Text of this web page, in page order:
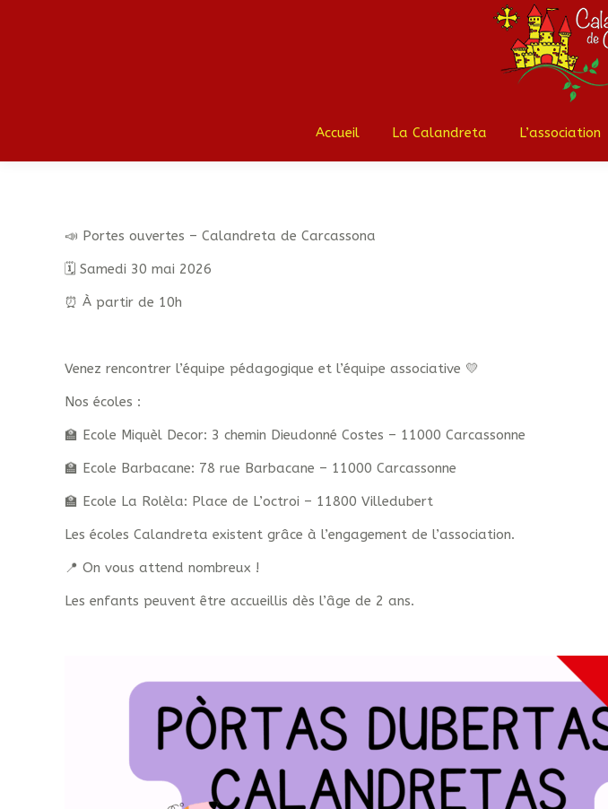
Accueil La Calandreta L’association
📣 Portes ouvertes – Calandreta de Carcassona
🗓️ Samedi 30 mai 2026
⏰ À partir de 10h
Venez rencontrer l’équipe pédagogique et l’équipe associative 💛
Nos écoles :
🏫 Ecole Miquèl Decor: 3 chemin Dieudonné Costes – 11000 Carcassonne
🏫 Ecole Barbacane: 78 rue Barbacane – 11000 Carcassonne
🏫 Ecole La Rolèla: Place de L’octroi – 11800 Villedubert
Les écoles Calandreta existent grâce à l’engagement de l’association.
📍 On vous attend nombreux !
Les enfants peuvent être accueillis dès l’âge de 2 ans.
Accueil